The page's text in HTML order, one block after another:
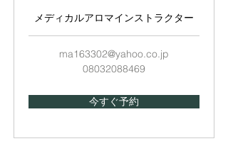
メディカルアロマインストラクター
ma163302@yahoo.co.jp
08032088469
今すぐ予約